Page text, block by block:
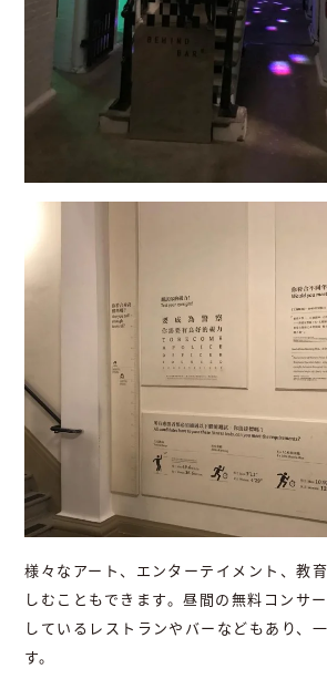
様々なアート、エンターテイメント、教
しむこともできます。昼間の無料コンサ
しているレストランやバーなどもあり、
す。